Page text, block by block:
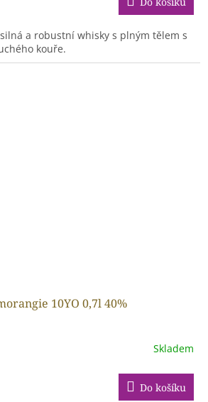
a robustní whisky s plným tělem s
kouře.
10YO 0,7l 40%
Skladem
Do košíku